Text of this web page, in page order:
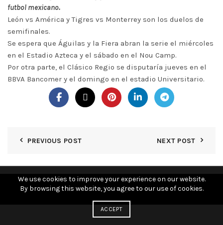
futbol mexicano.
León vs América y Tigres vs Monterrey son los duelos de
semifinales.
Se espera que Águilas y la Fiera abran la serie el miércoles
en el Estadio Azteca y el sábado en el Nou Camp.
Por otra parte, el Clásico Regio se disputaría jueves en el
BBVA Bancomer y el domingo en el estadio Universitario.
PREVIOUS POST NEXT POST
© 2026Poder KY. All rights reserved
We use cookies to improve your experience on our website.
By browsing this website, you agree to our use of cookies.
ACCEPT